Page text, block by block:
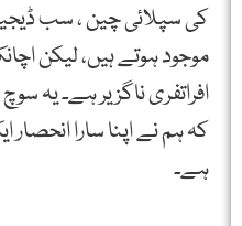
کی سپلائی چین ، سب
موجود ہوتے ہیں، لیکن
افراتفری ناگزیر ہے۔ یہ
کہ ہم نے اپنا سارا انحصار
ہے۔